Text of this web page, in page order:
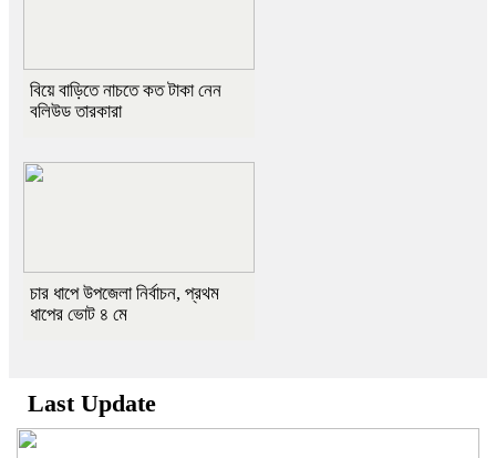
বিয়ে বাড়িতে নাচতে কত টাকা নেন
বলিউড তারকারা
চার ধাপে উপজেলা নির্বাচন, প্রথম
ধাপের ভোট ৪ মে
Last Update